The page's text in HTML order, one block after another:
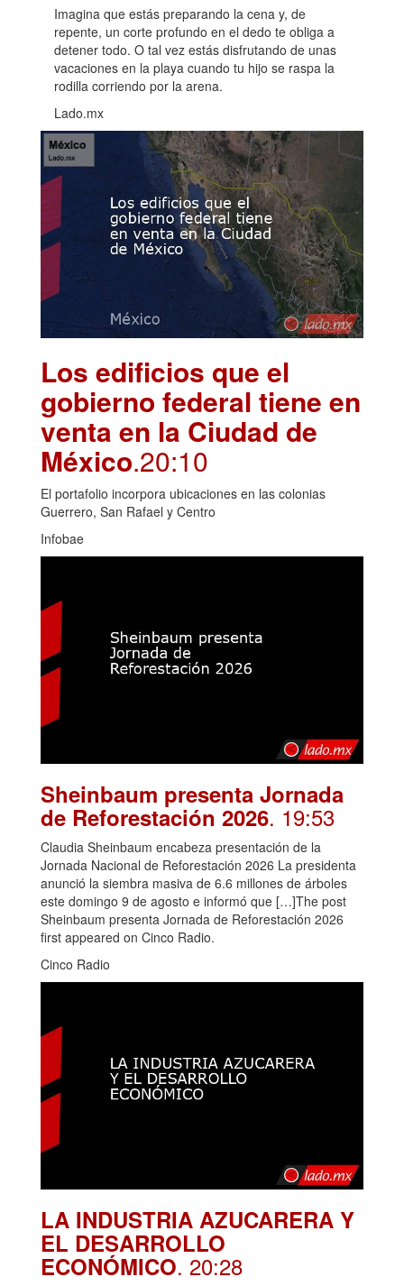
Imagina que estás preparando la cena y, de
repente, un corte profundo en el dedo te obliga a
detener todo. O tal vez estás disfrutando de unas
vacaciones en la playa cuando tu hijo se raspa la
rodilla corriendo por la arena.
Lado.mx
Los edificios que el
gobierno federal tiene en
venta en la Ciudad de
México.20:10
El portafolio incorpora ubicaciones en las colonias
Guerrero, San Rafael y Centro
Infobae
Sheinbaum presenta Jornada
de Reforestación 2026. 19:53
Claudia Sheinbaum encabeza presentación de la
Jornada Nacional de Reforestación 2026 La presidenta
anunció la siembra masiva de 6.6 millones de árboles
este domingo 9 de agosto e informó que […]The post
Sheinbaum presenta Jornada de Reforestación 2026
first appeared on Cinco Radio.
Cinco Radio
LA INDUSTRIA AZUCARERA Y
EL DESARROLLO
ECONÓMICO. 20:28